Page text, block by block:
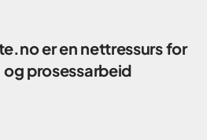
er en nettressurs for
prosessarbeid